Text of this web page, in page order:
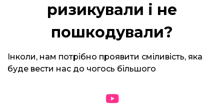
ризикували і не
пошкодували?
Інколи, нам потрібно проявити сміливість, яка
буде вести нас до чогось більшого